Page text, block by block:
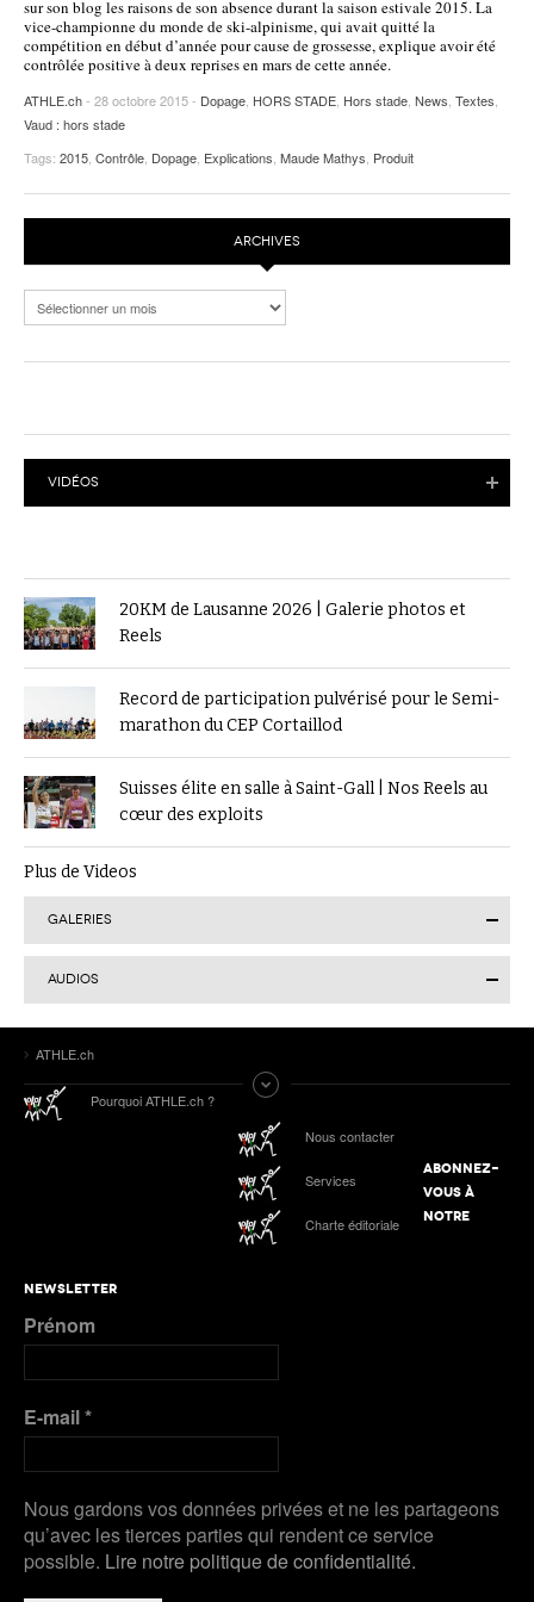
POURQUOI ATHLE.CH ?
ATHLE.CH RÉGIONS | VAUD
HIGHLIGHTS
LIVRES
sur son blog les raisons de son absence durant la saison estivale 2015. La
vice-championne du monde de ski-alpinisme, qui avait quitté la
compétition en début d’année pour cause de grossesse, explique avoir été
contrôlée positive à deux reprises en mars de cette année.
ATHLE.ch- 28 octobre 2015 - Dopage HORS STADE Hors stade News Textes
Vaud : hors stade
Tags: 2015 Contrôle Dopage Explications Maude Mathys Produit
ARCHIVES
Archives
VIDÉOS
20KM de Lausanne 2026 | Galerie photos et
Reels
Record de participation pulvérisé pour le Semi-
marathon du CEP Cortaillod
Suisses élite en salle à Saint-Gall | Nos Reels au
cœur des exploits
Plus de Videos
GALERIES
ATHLE.ch aux Mondiaux indoor 2025 à Nanjing :
tous les liens de notre suivi spécial
ATHLE.ch à l’Euro indoor 2025 à Apeldoorn
AUDIOS
Tokyo 2025 | Le Podcast d’ATHLE.ch | Jour 9 :
Werro 6e de sa 1ère finale mondiale en plein air
Podcast n°4 : Grand Slam Track, grande
première à Kingston
Plus de Audios
ATHLE.ch
Pourquoi ATHLE.ch ?
Nous contacter
Services
Charte éditoriale
ABONNEZ-
VOUS À
NOTRE
NEWSLETTER
Prénom
E-mail*
Nous gardons vos données privées et ne les partageons
qu’avec les tierces parties qui rendent ce service
possible. Lire notre politique de confidentialité.